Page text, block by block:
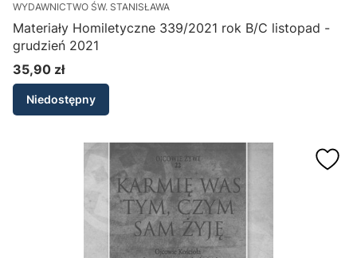
WYDAWNICTWO ŚW. STANISŁAWA
Materiały Homiletyczne 339/2021 rok B/C listopad -
grudzień 2021
Cena
35,90 zł
Niedostępny